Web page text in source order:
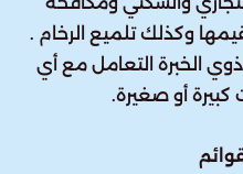
وكذلك تلميع الرخام .
الخبرة التعامل مع أي
أو صغيرة.